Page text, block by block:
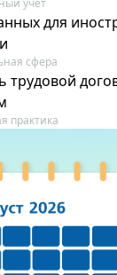
учет
для
сфера
трудовой
практика